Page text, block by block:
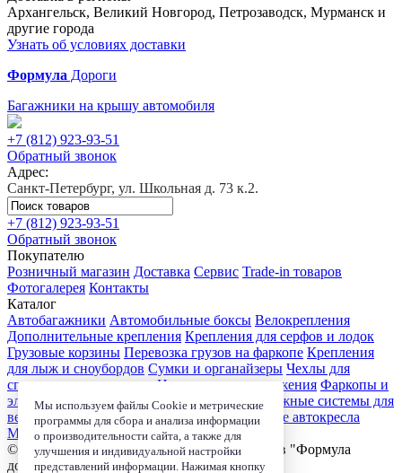
Архангельск, Великий Новгород, Петрозаводск, Мурманск и
другие города
Узнать об условиях доставки
Формула Дороги
Багажники на крышу автомобиля
+7 (812) 923-93-51
Обратный звонок
Адрес:
Санкт-Петербург, ул. Школьная д. 73 к.2.
+7 (812) 923-93-51
Обратный звонок
Покупателю
Розничный магазин Доставка Сервис Trade-in товаров
Фотогалерея Контакты
Каталог
Автобагажники Автомобильные боксы Велокрепления
Дополнительные крепления Крепления для серфов и лодок
Грузовые корзины Перевозка грузов на фаркопе Крепления
для лыж и сноубордов Сумки и органайзеры Чехлы для
спортивного инвентаря
Цепи противоскольжения Фаркопы и
электрика Детские коляски Велокресла Багажные системы для
велосипедов Чехлы для электроники Детские автокресла
Маркизы и навесы
© 2006-2026, Магазин-салон автобагажников "Формула
дороги"
Мы используем файлы Cookie и метрические
программы для сбора и анализа информации
о производительности сайта, а также для
улучшения и индивидуальной настройки
представлений информации. Нажимая кнопку